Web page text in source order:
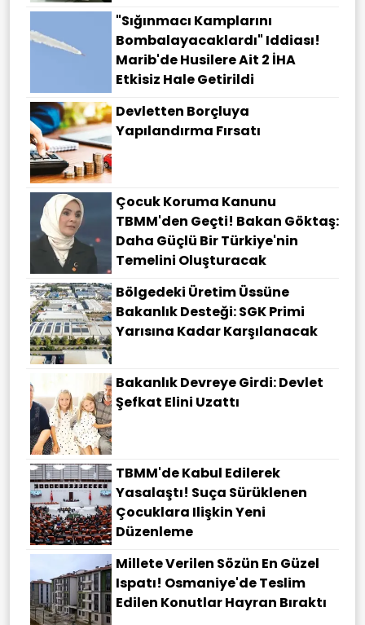
"Sığınmacı Kamplarını
Bombalayacaklardı" Iddiası!
Marib'de Husilere Ait 2 İHA
Etkisiz Hale Getirildi
Devletten Borçluya
Yapılandırma Fırsatı
Çocuk Koruma Kanunu
TBMM'den Geçti! Bakan Göktaş:
Daha Güçlü Bir Türkiye'nin
Temelini Oluşturacak
Bölgedeki Üretim Üssüne
Bakanlık Desteği: SGK Primi
Yarısına Kadar Karşılanacak
Bakanlık Devreye Girdi: Devlet
Şefkat Elini Uzattı
TBMM'de Kabul Edilerek
Yasalaştı! Suça Sürüklenen
Çocuklara Ilişkin Yeni
Düzenleme
Millete Verilen Sözün En Güzel
Ispatı! Osmaniye'de Teslim
Edilen Konutlar Hayran Bıraktı